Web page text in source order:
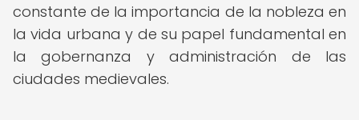
constante de la importancia de la nobleza en
la vida urbana y de su papel fundamental en
la gobernanza y administración de las
ciudades medievales.